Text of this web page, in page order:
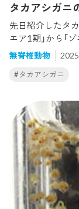
タカアシガニ
先日紹介したタ
エア1期」から「
中が盛り上がっ
後も毎日餌やり
幼生」まで変態
うになってきま
れますように！
無脊椎動物
#タカアシガニ